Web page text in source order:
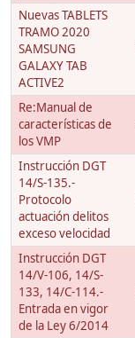
Nuevas TABLETS
TRAMO 2020
SAMSUNG
GALAXY TAB
ACTIVE2
Re:Manual de
características de
los VMP
Instrucción DGT
14/S-135.-
Protocolo
actuación delitos
exceso velocidad
Instrucción DGT
14/V-106, 14/S-
133, 14/C-114.-
Entrada en vigor
de la Ley 6/2014